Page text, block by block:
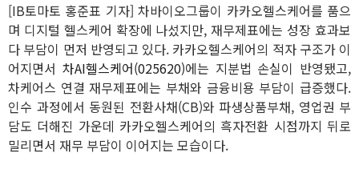
[IB토마토 홍준표 기자] 차바이오그룹이 카카오헬스케어를 품으
며 디지털 헬스케어 확장에 나섰지만, 재무제표에는 성장 효과보
다 부담이 먼저 반영되고 있다. 카카오헬스케어의 적자 구조가 이
어지면서 차AI헬스케어(025620)에는 지분법 손실이 반영됐고,
차케어스 연결 재무제표에는 부채와 금융비용 부담이 급증했다.
인수 과정에서 동원된 전환사채(CB)와 파생상품부채, 영업권 부
담도 더해진 가운데 카카오헬스케어의 흑자전환 시점까지 뒤로
밀리면서 재무 부담이 이어지는 모습이다.